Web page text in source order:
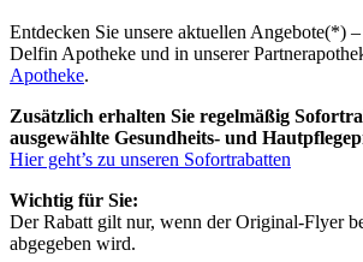
Entdecken Sie unsere aktuellen Angebote(*)
Delfin Apotheke und in unserer
Apotheke.
Zusätzlich erhalten Sie regelmäßig
ausgewählte Gesundheits- und
Hier geht’s zu unseren Sofortrabatten
Wichtig für Sie:
Der Rabatt gilt nur, wenn der Original-Flyer
abgegeben wird.